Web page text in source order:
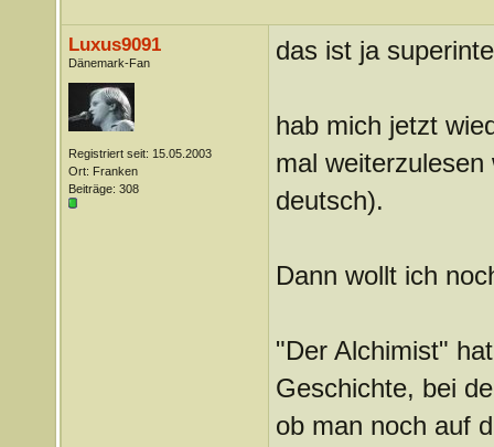
Luxus9091
Dänemark-Fan
Registriert seit: 15.05.2003
Ort: Franken
Beiträge: 308
das ist ja
hab mich jetzt
mal
deutsch).
Dann wollt ich
"Der Alchimist"
Geschichte, bei
ob man noch auf